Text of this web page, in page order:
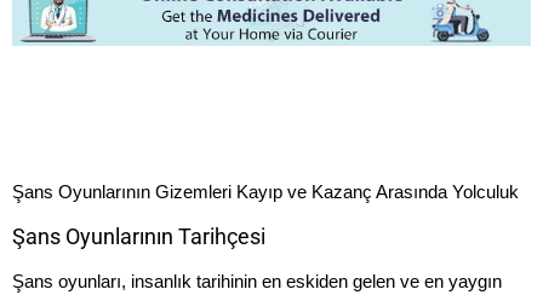
Şans Oyunlarının Gizemleri Kayıp ve Kazanç Arasında Yolculuk
Şans Oyunlarının Tarihçesi
Şans oyunları, insanlık tarihinin en eskiden gelen ve en yaygın